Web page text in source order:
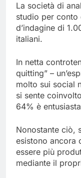
La società di
studio per conto
d’indagine di
italiani.
In netta
quitting” –
molto sui social
si sente
64% è
Nonostante ciò,
esistono ancora
essere più
mediante il